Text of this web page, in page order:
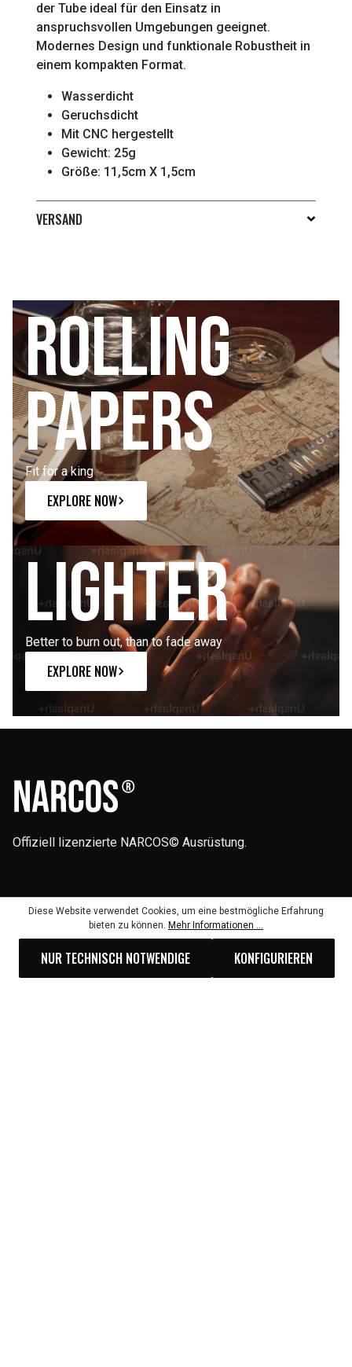
der Tube ideal für den Einsatz in
anspruchsvollen Umgebungen geeignet.
Modernes Design und funktionale Robustheit in
einem kompakten Format.
Wasserdicht
Geruchsdicht
Mit CNC hergestellt
Gewicht: 25g
Größe: 11,5cm X 1,5cm
VERSAND
Rolling
papers
Fit for a king
EXPLORE NOW
Lighter
Better to burn out, than to fade away
EXPLORE NOW
Offiziell lizenzierte NARCOS© Ausrüstung.
FOLGE UNS
Diese Website verwendet Cookies, um eine bestmögliche Erfahrung
bieten zu können. Mehr Informationen ...
NUR TECHNISCH NOTWENDIGE KONFIGURIEREN